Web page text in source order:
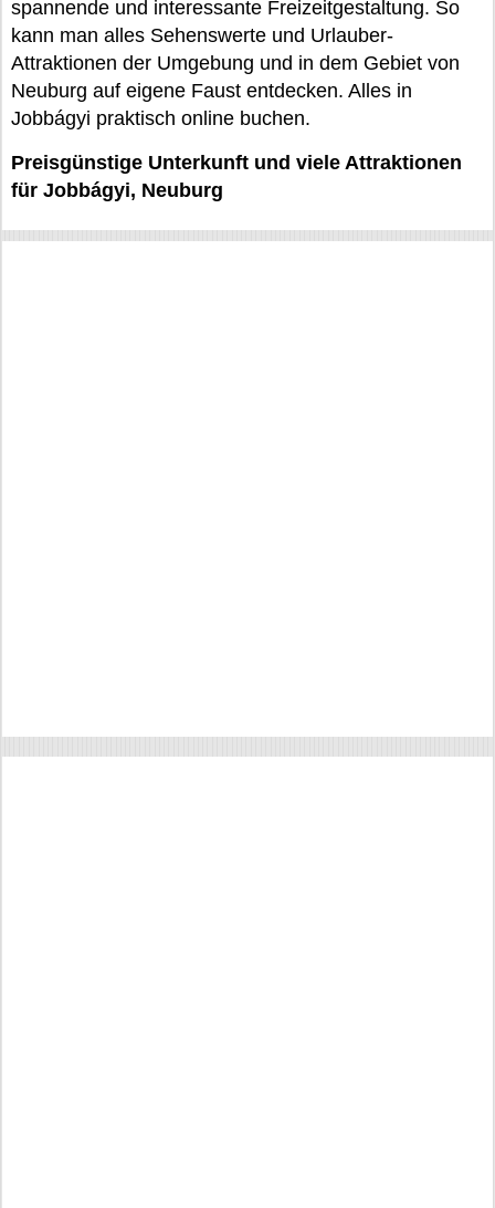
spannende und interessante Freizeitgestaltung. So
kann man alles Sehenswerte und Urlauber-
Attraktionen der Umgebung und in dem Gebiet von
Neuburg auf eigene Faust entdecken. Alles in
Jobbágyi praktisch online buchen.
Preisgünstige Unterkunft und viele Attraktionen
für Jobbágyi, Neuburg